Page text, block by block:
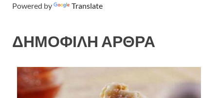
Powered by Translate
ΔΗΜΟΦΙΛΗ ΑΡΘΡΑ